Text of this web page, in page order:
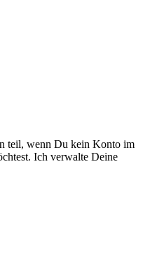
teil, wenn Du kein Konto im
Ich verwalte Deine